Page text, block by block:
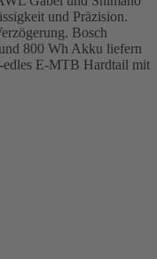
und Präzision.
Bosch
800 Wh Akku liefern
edles E-MTB Hardtail mit